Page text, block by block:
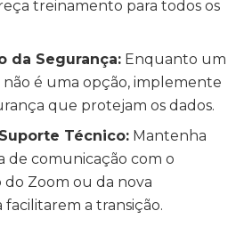
treinamento para todos os
da Segurança: Enquanto um
não é uma opção, implemente
que protejam os dados.
Técnico: Mantenha
de comunicação com o
Zoom ou da nova
a transição.